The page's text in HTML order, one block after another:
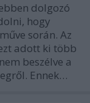
dolgozó
hogy
során. Az
adott ki több
beszélve a
Ennek…